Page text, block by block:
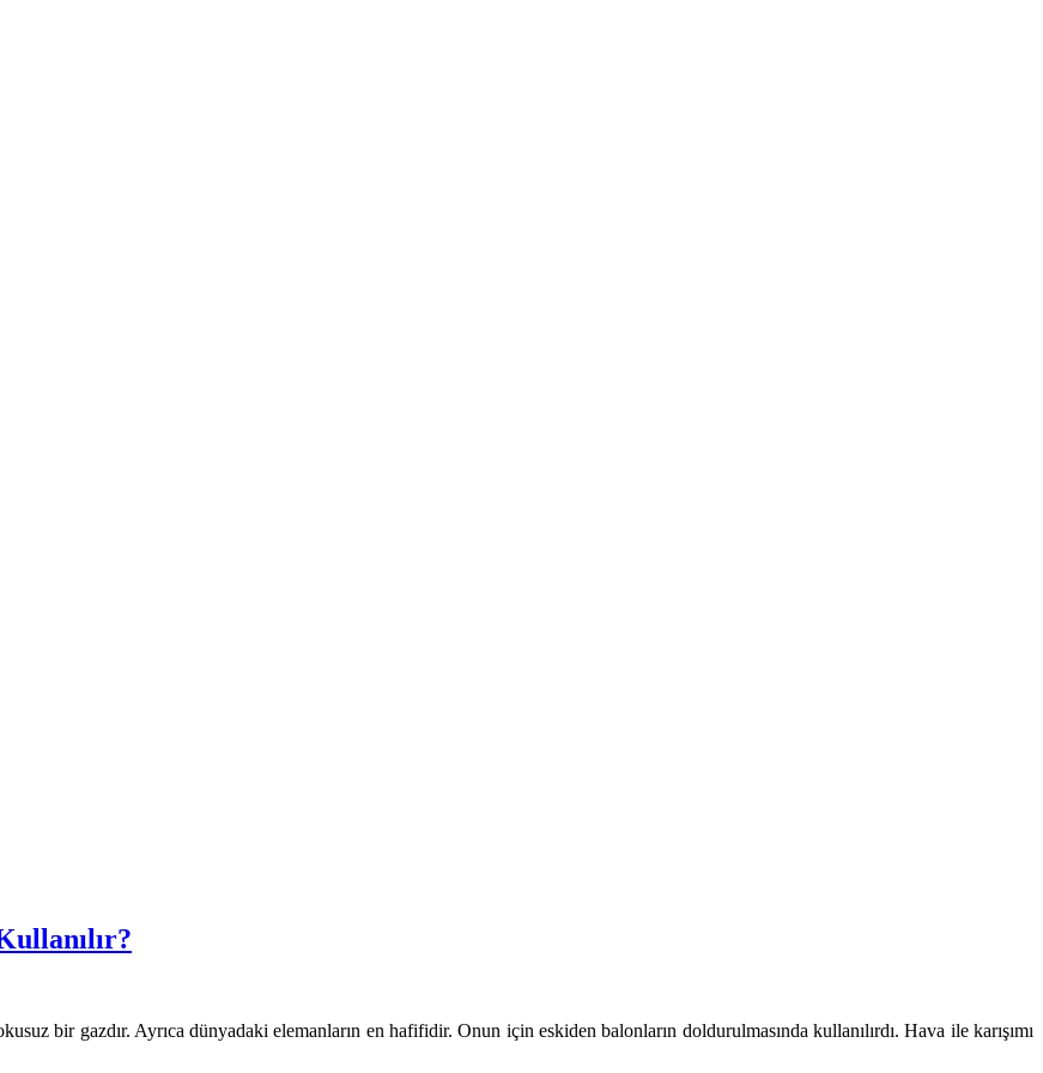
bir gazdır. Ayrıca dünyadaki elemanların en hafifidir. Onun için eskiden balonların doldurulmasında kullanılırdı. Hava ile karışımı